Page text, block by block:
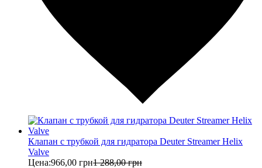
Клапан с трубкой для гидратора Deuter Streamer Helix
Valve
Цена:966,00 грн1 288,00 грн